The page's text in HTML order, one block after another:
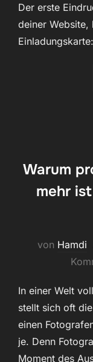
Der erste
deiner Website,
Warum
mehr
von Hamdi
In einer Welt
stellt sich oft
einen
je. Denn
Moment des